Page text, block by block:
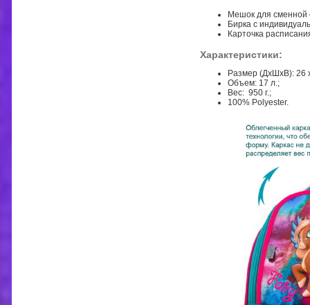
Мешок для сменной
Бирка с
Карточка
Характеристики:
Размер (ДхШхВ): 26
Объем: 17 л.;
Вес: 950 г.;
100% Polyester.